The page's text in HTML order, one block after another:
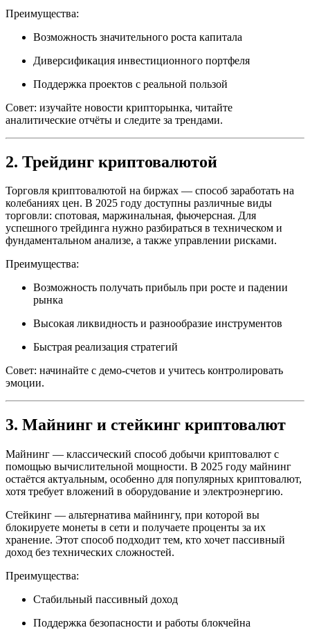
Преимущества:
Возможность значительного роста капитала
Диверсификация инвестиционного портфеля
Поддержка проектов с реальной пользой
Совет: изучайте новости крипторынка, читайте
аналитические отчёты и следите за трендами.
2. Трейдинг криптовалютой
Торговля криптовалютой на биржах — способ заработать на
колебаниях цен. В 2025 году доступны различные виды
торговли: спотовая, маржинальная, фьючерсная. Для
успешного трейдинга нужно разбираться в техническом и
фундаментальном анализе, а также управлении рисками.
Преимущества:
Возможность получать прибыль при росте и падении
рынка
Высокая ликвидность и разнообразие инструментов
Быстрая реализация стратегий
Совет: начинайте с демо-счетов и учитесь контролировать
эмоции.
3. Майнинг и стейкинг криптовалют
Майнинг — классический способ добычи криптовалют с
помощью вычислительной мощности. В 2025 году майнинг
остаётся актуальным, особенно для популярных криптовалют,
хотя требует вложений в оборудование и электроэнергию.
Стейкинг — альтернатива майнингу, при которой вы
блокируете монеты в сети и получаете проценты за их
хранение. Этот способ подходит тем, кто хочет пассивный
доход без технических сложностей.
Преимущества:
Стабильный пассивный доход
Поддержка безопасности и работы блокчейна